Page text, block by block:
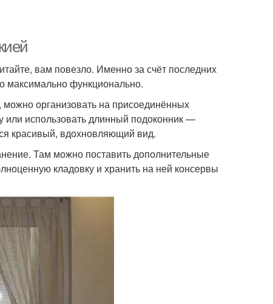
вам повезло. Именно за счёт последних
максимально функционально.
организовать на присоединённых
использовать длинный подоконник —
красивый, вдохновляющий вид.
Там можно поставить дополнительные
кладовку и хранить на ней консервы